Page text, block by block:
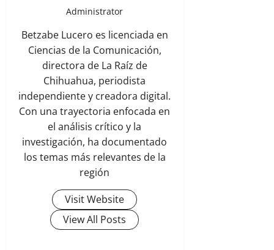
Administrator
Betzabe Lucero es licenciada en
Ciencias de la Comunicación,
directora de La Raíz de
Chihuahua, periodista
independiente y creadora digital.
Con una trayectoria enfocada en
el análisis crítico y la
investigación, ha documentado
los temas más relevantes de la
región
Visit Website
View All Posts